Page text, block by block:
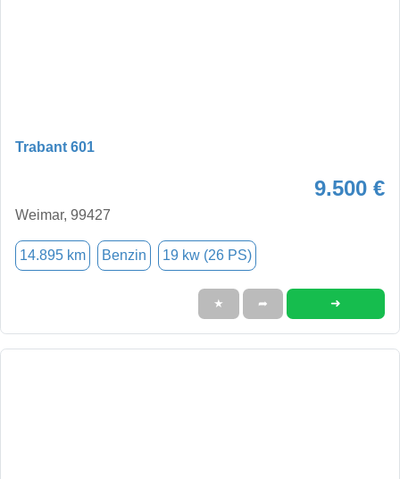
Trabant 601
9.500 €
Weimar, 99427
14.895 km Benzin 19 kw (26 PS)
★ ➦ ➜